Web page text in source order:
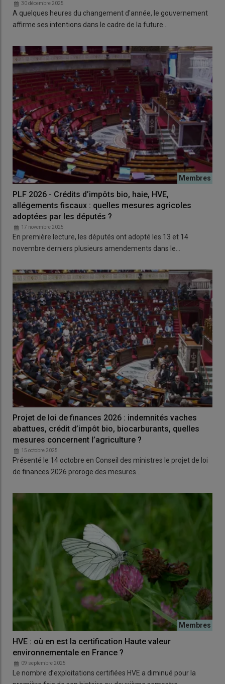
30 décembre 2025
A quelques heures du changement d'année, le gouvernement
affirme ses intentions dans le cadre de la future…
PLF 2026 - Crédits d’impôts bio, haie, HVE,
allégements fiscaux : quelles mesures agricoles
adoptées par les députés ?
17 novembre 2025
En première lecture, les députés ont adopté les 13 et 14
novembre derniers plusieurs amendements dans le…
Projet de loi de finances 2026 : indemnités vaches
abattues, crédit d’impôt bio, biocarburants, quelles
mesures concernent l’agriculture ?
15 octobre 2025
Présenté le 14 octobre en Conseil des ministres le projet de loi
de finances 2026 proroge des mesures…
HVE : où en est la certification Haute valeur
environnementale en France ?
09 septembre 2025
Le nombre d’exploitations certifiées HVE a diminué pour la